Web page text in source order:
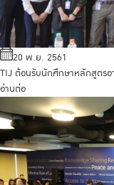
20 พ.ย. 2561
TIJ ต้อนรับนักศึกษาหลักสูตร
อ่านต่อ